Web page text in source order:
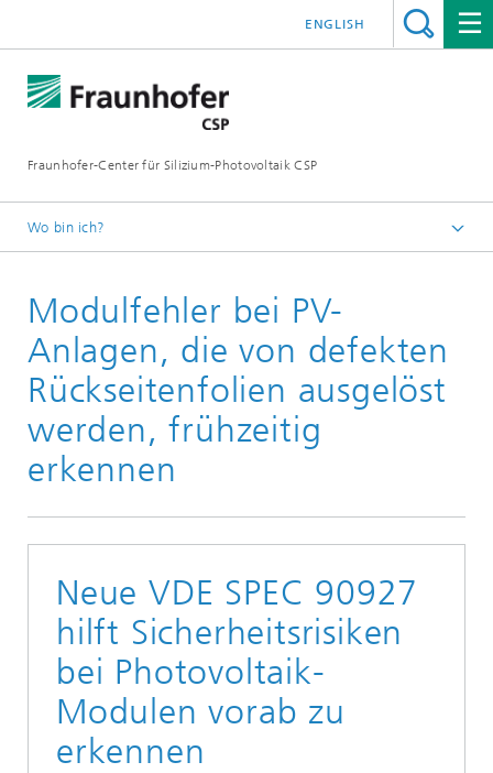
Fraunhofer-Center für Silizium-Photovoltaik CSP
ENGLISH
Wo bin ich?
Presse
Pressemitteilungen
Modulfehler bei PV-
Anlagen, die von defekten
Rückseitenfolien ausgelöst
werden, frühzeitig
erkennen
Neue VDE SPEC 90927
hilft Sicherheitsrisiken
bei Photovoltaik-
Modulen vorab zu
erkennen